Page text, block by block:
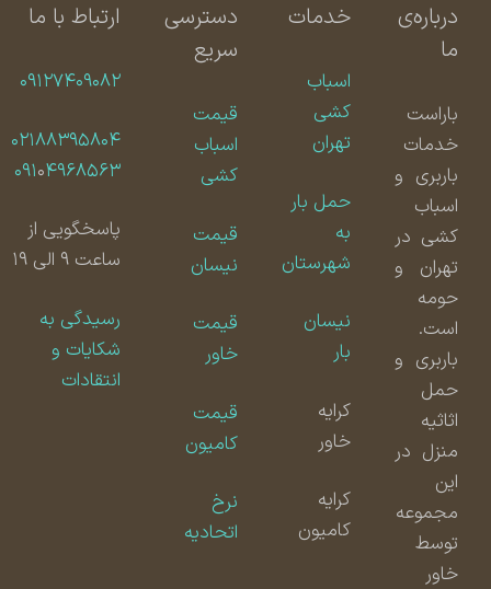
درباره‌ی
باراست
خدمات
باربری و
اسباب
کشی در
تهران و
حومه
است.
باربری و
حمل
اثاثیه
منزل در
مجموعه
توسط
خدمات
اسباب
کشی
تهران
حمل بار
شهرستان
نیسان
کامیون
دسترسی
سریع
قیمت
اسباب
کشی
قیمت
نیسان
قیمت
قیمت
کامیون
اتحادیه
ارتباط با ما
۰۹۱۲۷۴۰۹۰۸۲
۰۲۱۸۸۳۹۵۸۰۴
۰۹۱۰۴۹۶۸۵۶۳
پاسخگویی از
ساعت ۹ الی ۱۹
رسیدگی به
شکایات و
انتقادات